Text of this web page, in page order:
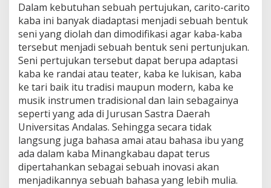
Dalam kebutuhan sebuah pertujukan, carito-carito
kaba ini banyak diadaptasi menjadi sebuah bentuk
seni yang diolah dan dimodifikasi agar kaba-kaba
tersebut menjadi sebuah bentuk seni pertunjukan.
Seni pertujukan tersebut dapat berupa adaptasi
kaba ke randai atau teater, kaba ke lukisan, kaba
ke tari baik itu tradisi maupun modern, kaba ke
musik instrumen tradisional dan lain sebagainya
seperti yang ada di Jurusan Sastra Daerah
Universitas Andalas. Sehingga secara tidak
langsung juga bahasa amai atau bahasa ibu yang
ada dalam kaba Minangkabau dapat terus
dipertahankan sebagai sebuah inovasi akan
menjadikannya sebuah bahasa yang lebih mulia.